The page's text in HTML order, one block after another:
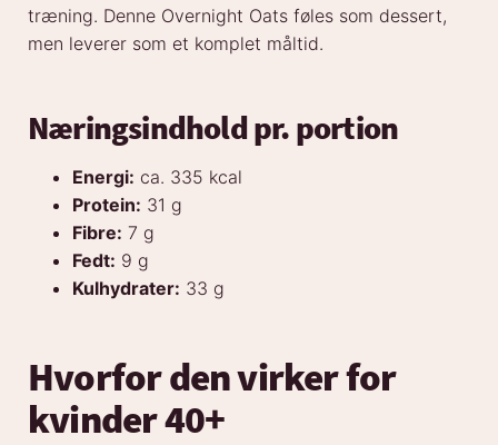
træning. Denne Overnight Oats føles som dessert,
men leverer som et komplet måltid.
Næringsindhold pr. portion
Energi: ca. 335 kcal
Protein: 31 g
Fibre: 7 g
Fedt: 9 g
Kulhydrater: 33 g
Hvorfor den virkerfor
kvinder 40+